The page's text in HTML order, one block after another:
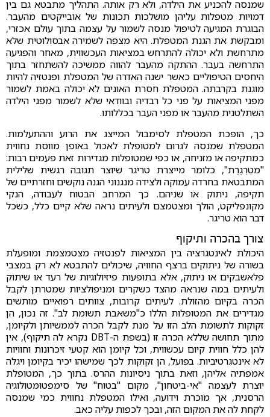
שמנסה להכניע את הילדה, ולא רק אותה. התהליך מתבטא גם בין
דמויות מטפלות עליהן מושלכות תכונות של אובייקטים מהעבר.
הבוגרת המגיעה לטיפול מנסה לשמור על עצמה בתוך עולם אכזרי,
ומבקשת את הגנת המטפלת. היא מצפה לשמירה אבסולוטית שלא
מתרחשת ולא יכולה להתרחש במציאות העכשווית, מאחר והפגיעה
התרחשה בעבר. ההתקה מהעבר להווה ממשיכה להשתחזר בתוך
היחסים הטיפוליים כאשר ישנה האדרה של המטפלת ופנטזיה להיות
מוגנת בקרבתה. המטפלת חסרת האונים לא יכולה באמת לשמור
מפני המציאות על פני כל רבדיה ובוודאי שלא לשמור מפני הילדה
השתלטנית מהעבר או מפני העבר בכללותו.
כך, הופכת המטפלת לסימבול המייצג את הרוע וההתעלמות.
המטפלת שמנסה לגרום למטופלת לאכול באופן מווסת נחווית
כמתקיפה או מזניחה, או כפי שמטופלות מגדירות זאת פעמים רבות:
"מטְרְגֶרֶת", כלומר מייצרת טריגר שיוצר תגובה רגשית שלילית
המתבטאת בחרדה עמוקה ולצידה מנגנוני הגנה נוקשים וחזרתיים של
תקיפה, ניתוק או שניהם. כך המרחב הבטוח לעבודה, הנקי
מקונפליקט, הולך ומצטמצם ולעיתים נראה שלא קיים כלל, כשכל
דבר הוא טריגר.
צורך בהכרה ותיקוף
היכולת לאינטגרציה בין המציאות לפנטזיה מצטמצמת ומופעלת
בשורה של ניתוקים ברצף החוויה, שיכולים להתבטא לא רק במצבי
פלאשבקים או ניתוק, אלא בתופעות פיזיולוגיות של רעד או שיתוק
ולעיתים במה שנראה מהצד כשקרים ומניפולציות שמטרתן לקבל
הכרה בקיום מהזולת. לעיתים קרובות, צוותים רפואיים מותשים
מגדירים את המטופלות הללו כ"משאבת תשומת לב". זה נכון, הן
זקוקות לתשומת הלב הזו על מנת לקבל הכרה לממשיותן ולקיומן,
מתוך תחושה שללא הכרה זו (בשפת ה-DBT נקרא לה תיקוף), אין
להן כלל חווית קיום עכשווית, וכל קיומן הוא קטעי זיכרונות וחוויות
לא אינטגרטיביות. בפועל, הן זקוקות לכך שמישהו יכיר בקיומן ויגלה
אמפתיה אליהן, וזאת בתוך ניסיונות ההרס. בתוך כך, המטופלת
יוצרת לעצמה "אי-ביטחון", מקום "בטוח" של סימפטומטולוגיה
הרסנית, אך מוכרת וידועה, ואילו המטפלת נחווית כמי שמנסה
לקחת לה את המקום הזה, ובכך לכפות עליה כאב.